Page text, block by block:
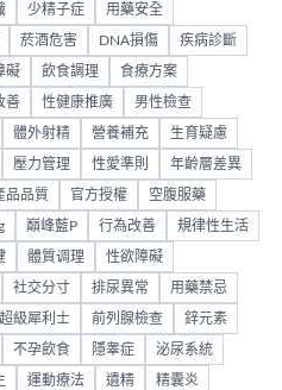
少精子症 用藥安全
菸酒危害 DNA損傷 疾病診斷
礙 飲食調理 食療方案
善 性健康推廣 男性檢查
體外射精 營養補充 生育疑慮
壓力管理 性愛準則 年齡層差異
品品質 官方授權 空腹服藥
巔峰藍P 行為改善 規律性生活
體質调理 性欲障礙
社交分寸 排尿異常 用藥禁忌
超級犀利士 前列腺檢查 鋅元素
不孕飲食 隱睾症 泌尿系統
運動療法 遺精 精囊炎